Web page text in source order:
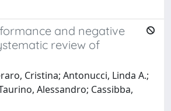
and negative
review of
Cristina; Antonucci, Linda A.;
Alessandro; Cassibba,